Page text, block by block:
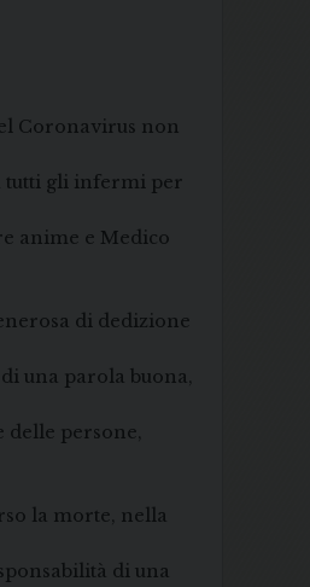
Coronavirus non
tutti gli infermi per
anime e Medico
di dedizione
una parola buona,
delle persone,
la morte, nella
di una